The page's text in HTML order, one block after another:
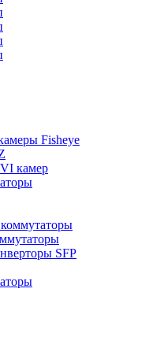
Fisheye
камер
SFP